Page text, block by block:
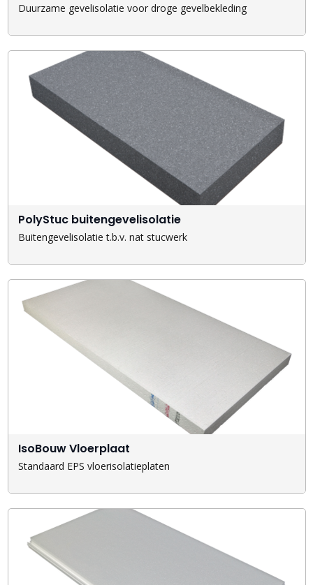
Duurzame gevelisolatie voor droge gevelbekleding
PolyStuc buitengevelisolatie
Buitengevelisolatie t.b.v. nat stucwerk
IsoBouw Vloerplaat
Standaard EPS vloerisolatieplaten